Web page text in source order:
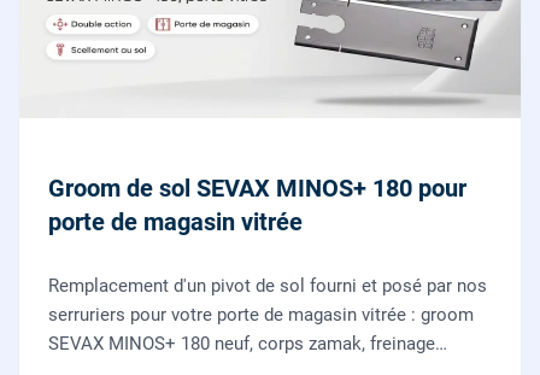
Groom de sol SEVAX MINOS+ 180 pour
porte de magasin vitrée
Remplacement d'un pivot de sol fourni et posé par nos
serruriers pour votre porte de magasin vitrée : groom
SEVAX MINOS+ 180 neuf, corps zamak, freinage